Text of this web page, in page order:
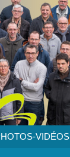
VIDÉOS